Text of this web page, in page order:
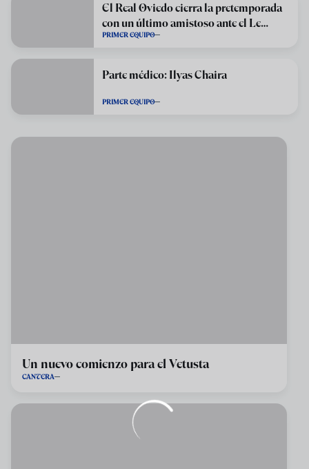
El Real Oviedo cierra la pretemporada
con un último amistoso ante el Le
Havre
PRIMER EQUIPO
Parte médico: Ilyas Chaira
PRIMER EQUIPO
Un nuevo comienzo para el Vetusta
CANTERA